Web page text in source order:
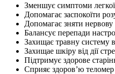
Зменшує симптоми
Допомагає заспокоїти
Допомагає зняти нервову
Балансує перепади
Захищає травну систему
Захищае шкіру від дії
Підтримує здорове
Сприяє здоров’ю